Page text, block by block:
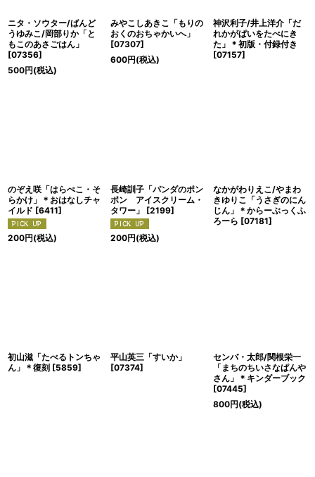
ニタ・ソウター/ばんど
うゆみこ/岡部りか「と
もこのあさごはん」
[07356]
500円(税込)
みやこしあきこ「もりの
おくのおちゃかいへ」
[07307]
600円(税込)
神沢利子/井上洋介「だ
れかがぱいをたべにき
た」＊初版・付録付き
[07157]
のぞえ咲「はらぺこ・そ
らかけ」＊おはなしチャ
イルド [6411]
200円(税込)
長崎訓子「パンダのポン
ポン アイスクリーム・
タワー」
[2199]
200円(税込)
なかがわりえこ/やまわ
きゆりこ「うさぎのにん
じん」＊からーぶっくふ
ろーら [07181]
初山滋「たべるトンちゃ
ん」＊復刻 [5859]
平山英三「すいか」
[07374]
センバ・太郎/関根栄一
「まちのちいさなぱんや
さん」＊キンダーブック
[07445]
800円(税込)